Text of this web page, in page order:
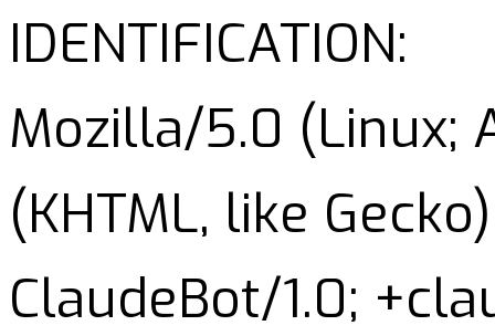
IDENTIFICATION:
Mozilla/5.0 (Linux;
(KHTML, like
ClaudeBot/1.0;